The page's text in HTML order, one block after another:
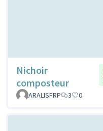
Nichoir
composteur
ARALISFRP
3 0